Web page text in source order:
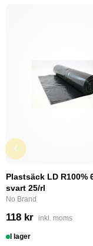
Plastsäck LD R100%
svart 25/rl
No Brand
118 kr inkl. moms
I lager